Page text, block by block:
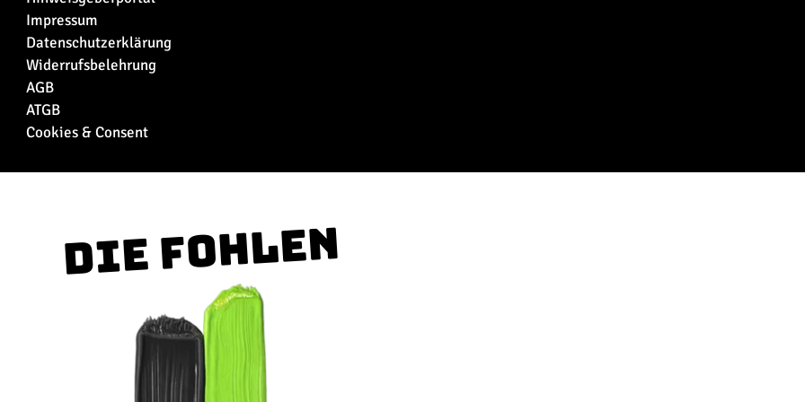
Impressum
Datenschutzerklärung
Widerrufsbelehrung
AGB
ATGB
Cookies & Consent
Die Fohlen